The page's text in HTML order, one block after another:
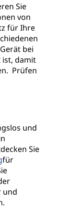
Sie
von
für Ihre
bei
ist, damit
Prüfen
und
Sie
für
und